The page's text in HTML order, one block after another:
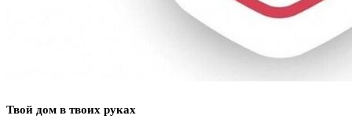
Твой дом в твоих руках